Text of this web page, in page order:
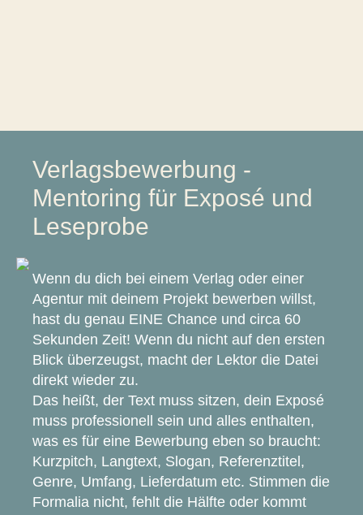
Verlagsbewerbung -
Mentoring für Exposé und
Leseprobe
Wenn du dich bei einem Verlag oder einer
Agentur mit deinem Projekt bewerben willst,
hast du genau EINE Chance und circa 60
Sekunden Zeit! Wenn du nicht auf den ersten
Blick überzeugst, macht der Lektor die Datei
direkt wieder zu.
Das heißt, der Text muss sitzen, dein Exposé
muss professionell sein und alles enthalten,
was es für eine Bewerbung eben so braucht:
Kurzpitch, Langtext, Slogan, Referenztitel,
Genre, Umfang, Lieferdatum etc. Stimmen die
Formalia nicht, fehlt die Hälfte oder kommt